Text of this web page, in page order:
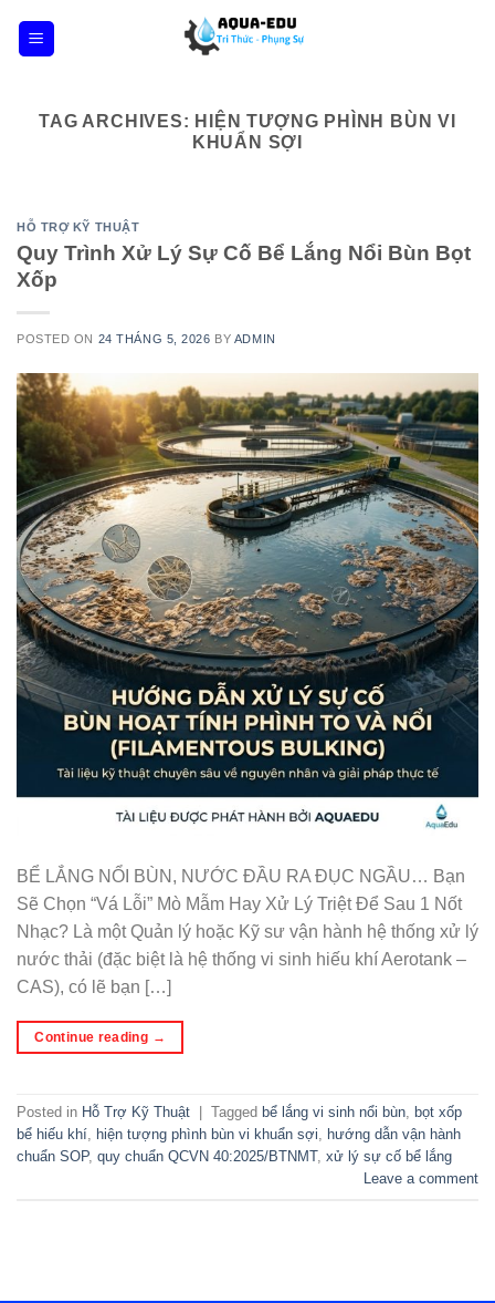
TAG ARCHIVES: HIỆN TƯỢNG PHÌNH BÙN VI
KHUẨN SỢI
HỖ TRỢ KỸ THUẬT
Quy Trình Xử Lý Sự Cố Bể Lắng Nổi Bùn Bọt
Xốp
POSTED ON 24 THÁNG 5, 2026 BY ADMIN
BỂ LẮNG NỔI BÙN, NƯỚC ĐẦU RA ĐỤC NGẦU… Bạn
Sẽ Chọn “Vá Lỗi” Mò Mẫm Hay Xử Lý Triệt Để Sau 1 Nốt
Nhạc? Là một Quản lý hoặc Kỹ sư vận hành hệ thống xử lý
nước thải (đặc biệt là hệ thống vi sinh hiếu khí Aerotank –
CAS), có lẽ bạn […]
Continue reading →
Posted in Hỗ Trợ Kỹ Thuật Tagged bể lắng vi sinh nổi bùn
bọt xốp
bể hiếu khí
hiện tượng phình bùn vi khuẩn sợi
hướng dẫn vận hành
chuẩn SOP, quy chuẩn QCVN 40:2025/BTNMT, xử lý sự cố bể lắng
Leave a comment